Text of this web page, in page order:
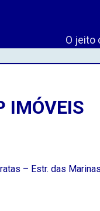
O jeito
IMÓVEIS
– Estr. das